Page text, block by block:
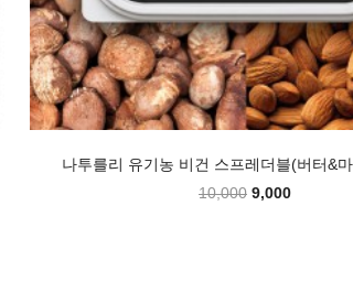
나투를리 유기농 비건 스프레더블(버터&
10,000 9,000